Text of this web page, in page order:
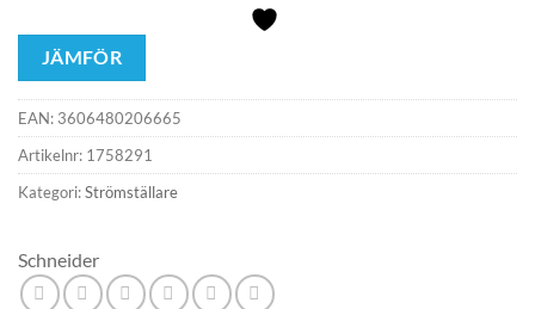
JÄMFÖR
EAN: 3606480206665
Artikelnr: 1758291
Kategori:Strömställare
Schneider